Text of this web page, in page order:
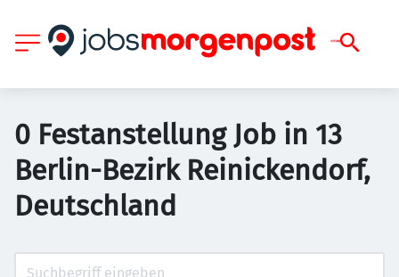
0 Festanstellung Job in 13
Berlin-Bezirk Reinickendorf,
Deutschland